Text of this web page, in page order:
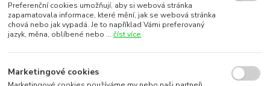
Preferenční cookies umožňují, aby si webová stránka
zapamatovala informace, které mění, jak se webová stránka
chová nebo jak vypadá. Je to například Vámi preferovaný
jazyk, měna, oblíbené nebo ...číst více
Marketingové cookies